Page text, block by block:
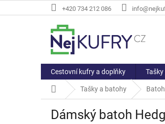
na
+420 734 212 086
Cestovní kufry a doplňky
Domů Tašky a batohy
Dámský batoh